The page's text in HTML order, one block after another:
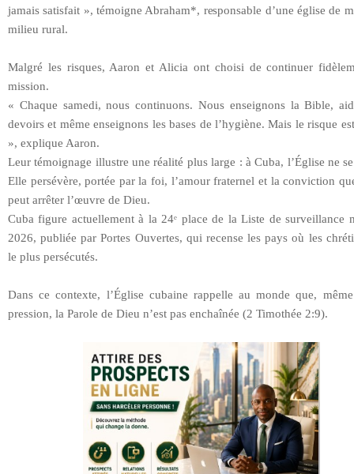
jamais satisfait », témoigne Abraham*, responsable d’une église de
milieu rural.
Malgré les risques, Aaron et Alicia ont choisi de continuer
mission.
« Chaque samedi, nous continuons. Nous enseignons la Bible,
devoirs et même enseignons les bases de l’hygiène. Mais le risque
», explique Aaron.
Leur témoignage illustre une réalité plus large : à Cuba, l’Église ne
Elle persévère, portée par la foi, l’amour fraternel et la conviction
peut arrêter l’œuvre de Dieu.
Cuba figure actuellement à la 24ᵉ place de la Liste de surveillance
2026, publiée par Portes Ouvertes, qui recense les pays où les
le plus persécutés.
Dans ce contexte, l’Église cubaine rappelle au monde que,
pression, la Parole de Dieu n’est pas enchaînée (2 Timothée 2:9).